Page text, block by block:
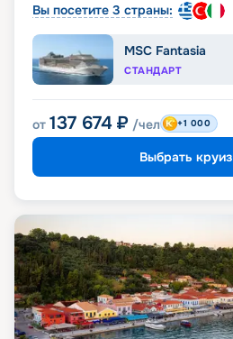
Вы посетите 3 страны:
MSC Fantasia
СТАНДАРТ
от 137 674 ₽ /чел +1 000
Выбрать круиз